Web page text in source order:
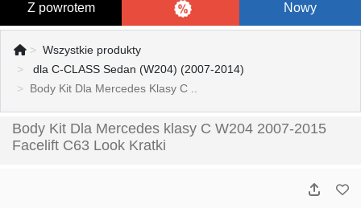
Z powrotem Nowy
Wszystkie produkty
dla C-CLASS Sedan (W204) (2007-2014)
Body Kit Dla Mercedes Klasy C ..
Body Kit Dla Mercedes klasy C W204 2007-2015
Facelift C63 Look Kratki